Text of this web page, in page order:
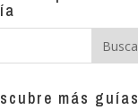
más guías